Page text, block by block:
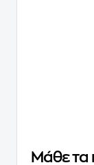
Μάθε τα